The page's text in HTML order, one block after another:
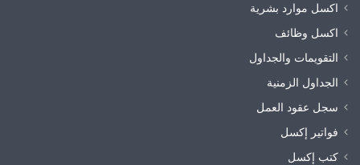
اكسل موارد بشرية
اكسل وظائف
التقويمات والجداول
الجداول الزمنية
سجل عقود العمل
فواتير إكسل
كتب إكسل